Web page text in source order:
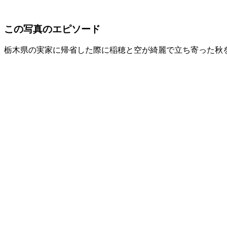
この写真のエピソード
栃木県の実家に帰省した際に稲穂と空が綺麗で立ち寄った秋